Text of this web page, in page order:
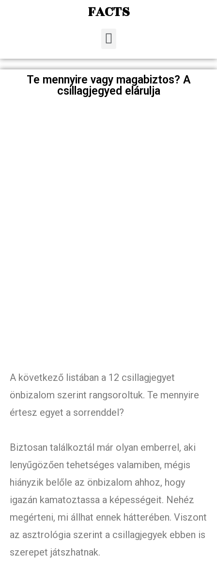
FACTS
Te mennyire vagy magabiztos? A
csillagjegyed elárulja
A következő listában a 12 csillagjegyet
önbizalom szerint rangsoroltuk. Te mennyire
értesz egyet a sorrenddel?
Biztosan találkoztál már olyan emberrel, aki
lenyűgözően tehetséges valamiben, mégis
hiányzik belőle az önbizalom ahhoz, hogy
igazán kamatoztassa a képességeit. Nehéz
megérteni, mi állhat ennek hátterében. Viszont
az asztrológia szerint a csillagjegyek ebben is
szerepet játszhatnak.